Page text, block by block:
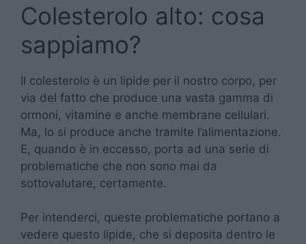
Colesterolo alto: cosa
sappiamo?
Il colesterolo è un lipide per il nostro corpo, per
via del fatto che produce una vasta gamma di
ormoni, vitamine e anche membrane cellulari.
Ma, lo si produce anche tramite l’alimentazione.
E, quando è in eccesso, porta ad una serie di
problematiche che non sono mai da
sottovalutare, certamente.
Per intenderci, queste problematiche portano a
vedere questo lipide, che si deposita dentro le